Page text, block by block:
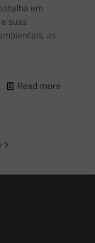
em
suas
as
Read more